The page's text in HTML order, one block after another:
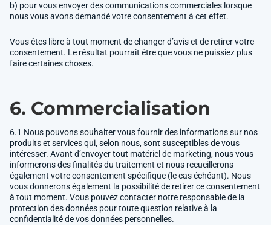
b) pour vous envoyer des communications commerciales lorsque
nous vous avons demandé votre consentement à cet effet.
Vous êtes libre à tout moment de changer d’avis et de retirer votre
consentement. Le résultat pourrait être que vous ne puissiez plus
faire certaines choses.
6. Commercialisation
6.1 Nous pouvons souhaiter vous fournir des informations sur nos
produits et services qui, selon nous, sont susceptibles de vous
intéresser. Avant d’envoyer tout matériel de marketing, nous vous
informerons des finalités du traitement et nous recueillerons
également votre consentement spécifique (le cas échéant). Nous
vous donnerons également la possibilité de retirer ce consentement
à tout moment. Vous pouvez contacter notre responsable de la
protection des données pour toute question relative à la
confidentialité de vos données personnelles.